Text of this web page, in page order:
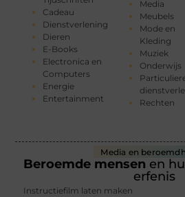
Cadeau
Dienstverlening
Dieren
E-Books
Electronica en
Computers
Energie
Entertainment
Media
Meubels
Mode en
Kleding
Muziek
Onderwijs
Rechten
Media en
Beroemde mensen en
erfenis
Instructiefilm laten maken